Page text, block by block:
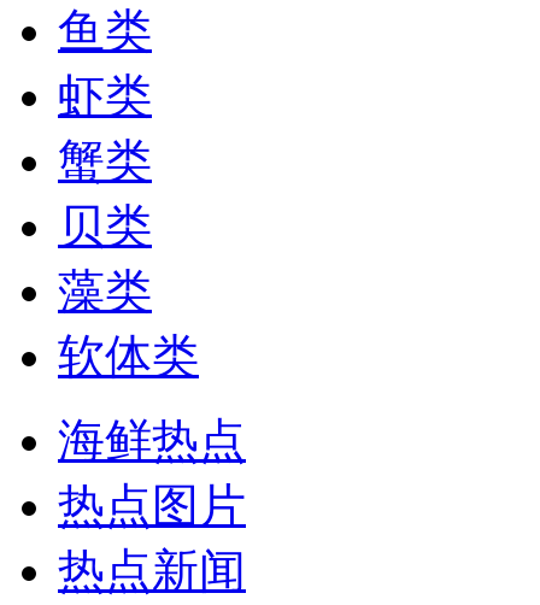
鱼类
虾类
蟹类
贝类
藻类
软体类
海鲜热点
热点图片
热点新闻